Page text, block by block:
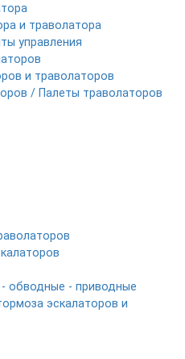
и траволатора
управления
и траволаторов
/ Палеты траволаторов
обводные - приводные
эскалаторов и